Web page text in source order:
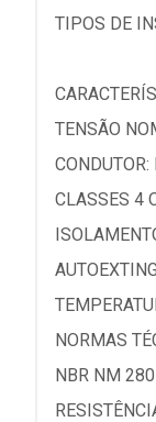
TIPOS DE
TENSÃO
CONDUTOR:
CLASSES 4
NORMAS
NBR NM 280